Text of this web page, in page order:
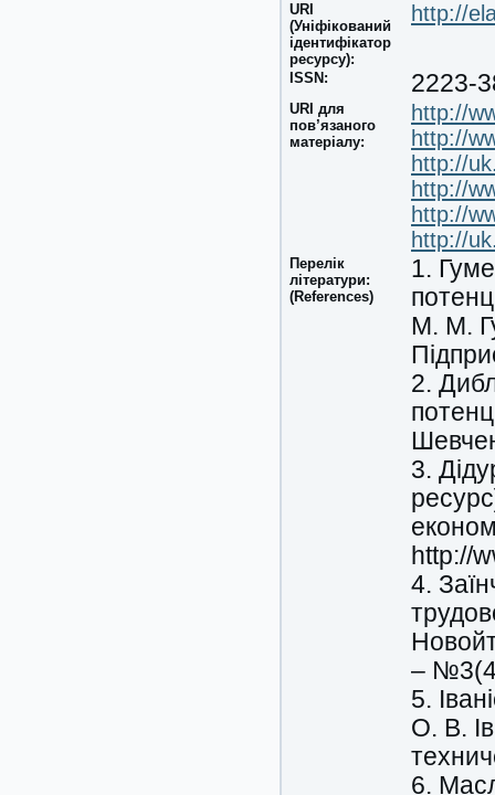
URI
(Уніфікований
ідентифікатор
ресурсу):
http://
ISSN: 2223-
URI для
пов’язаного
матеріалу:
http://
http://
http://
http://
http://
http://
Перелік
літератури:
(References)
1.
М. М.
2.
3.
http://
4.
–
5.
О. В.
6.